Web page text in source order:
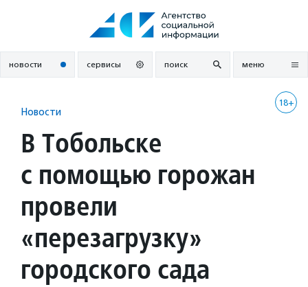
новости сервисы поиск меню
18+
Новости
В Тобольске
с помощью горожан
провели
«перезагрузку»
городского сада